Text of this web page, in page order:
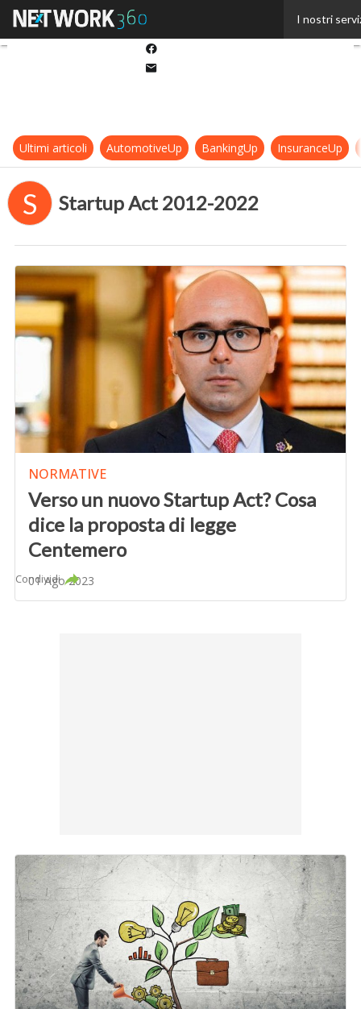
I nostri
Ultimi articoli AutomotiveUp BankingUp InsuranceUp
S Startup Act 2012-2022
NORMATIVE
Verso un nuovo Startup Act? Cosa
dice la proposta di legge
Centemero
01 Ago 2023
Condividi